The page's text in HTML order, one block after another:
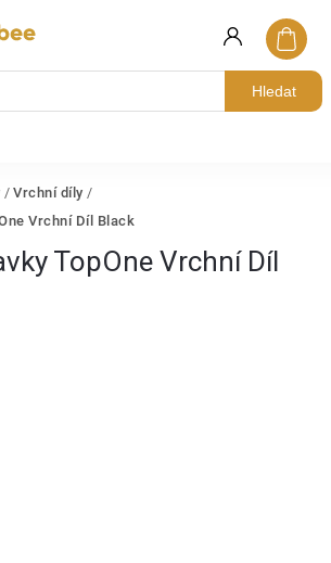
Hledat
/ Vrchní díly /
Vrchní Díl Black
TopOne Vrchní Díl